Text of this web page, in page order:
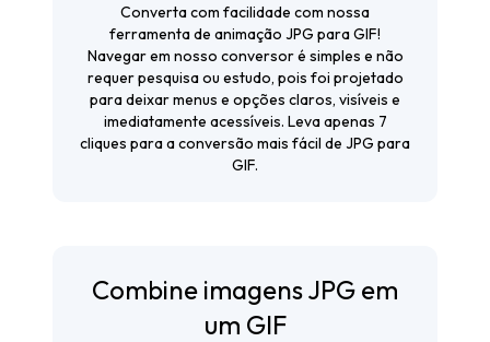
Converta com facilidade com nossa
ferramenta de animação JPG para GIF!
Navegar em nosso conversor é simples e não
requer pesquisa ou estudo, pois foi projetado
para deixar menus e opções claros, visíveis e
imediatamente acessíveis. Leva apenas 7
cliques para a conversão mais fácil de JPG para
GIF.
Combine imagens JPG em
um GIF